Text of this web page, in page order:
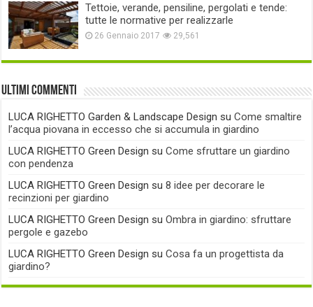
Tettoie, verande, pensiline, pergolati e tende:
tutte le normative per realizzarle
26 Gennaio 2017 29,561
Ultimi commenti
LUCA RIGHETTO Garden & Landscape Design suCome smaltire
l’acqua piovana in eccesso che si accumula in giardino
LUCA RIGHETTO Green Design suCome sfruttare un giardino
con pendenza
LUCA RIGHETTO Green Design su8 idee per decorare le
recinzioni per giardino
LUCA RIGHETTO Green Design suOmbra in giardino: sfruttare
pergole e gazebo
LUCA RIGHETTO Green Design suCosa fa un progettista da
giardino?